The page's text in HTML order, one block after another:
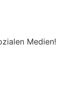
Medien!